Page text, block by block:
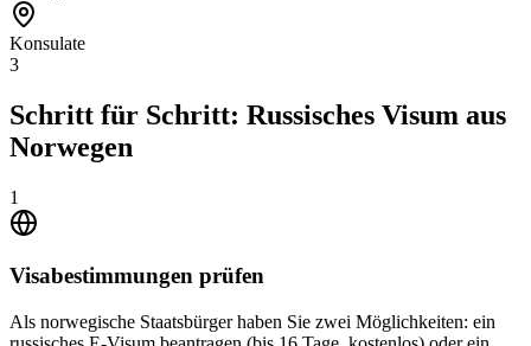
Konsulate
3
Schritt für Schritt: Russisches Visum aus
Norwegen
1
Visabestimmungen prüfen
Als norwegische Staatsbürger haben Sie zwei Möglichkeiten: ein